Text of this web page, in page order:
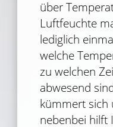
über
Luftfeuchte
lediglich
welche
zu welchen
abwesend
kümmert sich
nebenbei hilft